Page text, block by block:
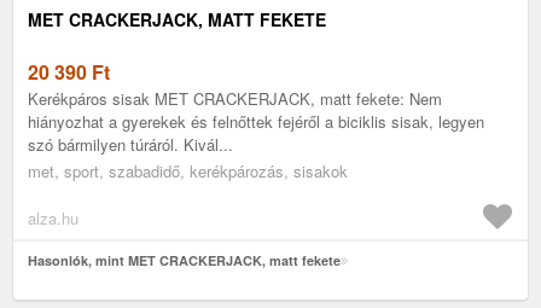
MET CRACKERJACK, MATT FEKETE
20 390 Ft
Kerékpáros sisak MET CRACKERJACK, matt fekete: Nem
hiányozhat a gyerekek és felnőttek fejéről a biciklis sisak, legyen
szó bármilyen túráról. Kivál...
met, sport, szabadidő, kerékpározás, sisakok
alza.hu
Hasonlók, mint MET CRACKERJACK, matt fekete